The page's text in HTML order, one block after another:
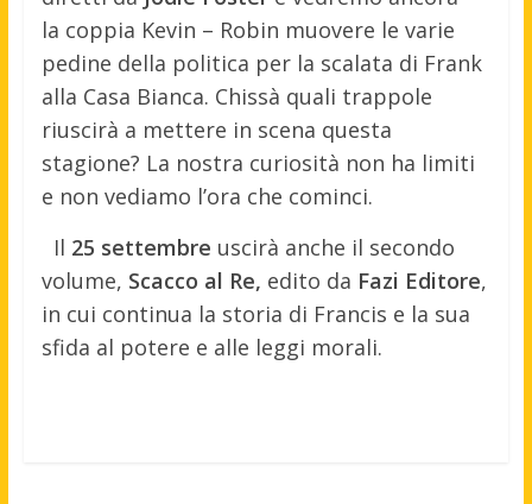
la coppia Kevin – Robin muovere le varie
pedine della politica per la scalata di Frank
alla Casa Bianca. Chissà quali trappole
riuscirà a mettere in scena questa
stagione? La nostra curiosità non ha limiti
e non vediamo l’ora che cominci.
Il 25 settembre uscirà anche il secondo
volume, Scacco al Re, edito da Fazi Editore,
in cui continua la storia di Francis e la sua
sfida al potere e alle leggi morali.